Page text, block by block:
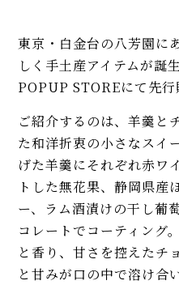
東京・白金台の八芳園に
しく手土産アイテムが誕
POPUP STOREにて先行
ご紹介するのは、羊羹と
た和洋折衷の小さなスイ
げた羊羹にそれぞれ赤ワ
トした無花果、静岡県産
ー、ラム酒漬けの干し葡
コレートでコーティング
と香り、甘さを控えたチ
と甘みが口の中で溶け合